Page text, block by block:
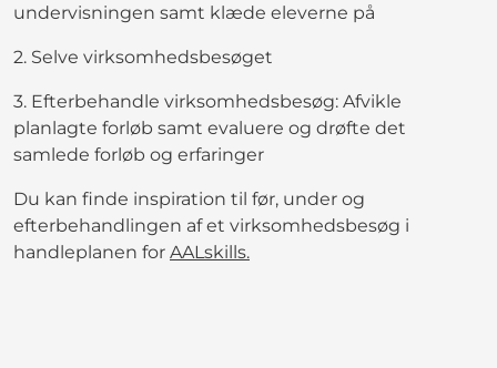
undervisningen samt klæde eleverne på
2. Selve virksomhedsbesøget
3. Efterbehandle virksomhedsbesøg: Afvikle
planlagte forløb samt evaluere og drøfte det
samlede forløb og erfaringer
Du kan finde inspiration til før, under og
efterbehandlingen af et virksomhedsbesøg i
handleplanen for AALskills.